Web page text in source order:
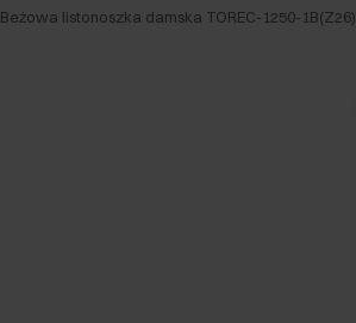
Beżowa listonoszka damska TOREC-1250-1B(Z26)